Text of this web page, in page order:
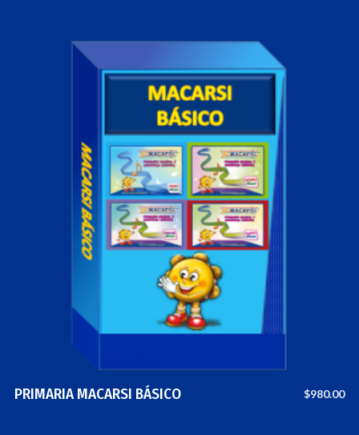
PRIMARIA MACARSI BÁSICO $980.00